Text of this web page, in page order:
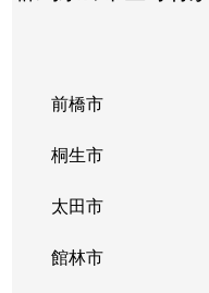
前橋市
桐生市
太田市
館林市